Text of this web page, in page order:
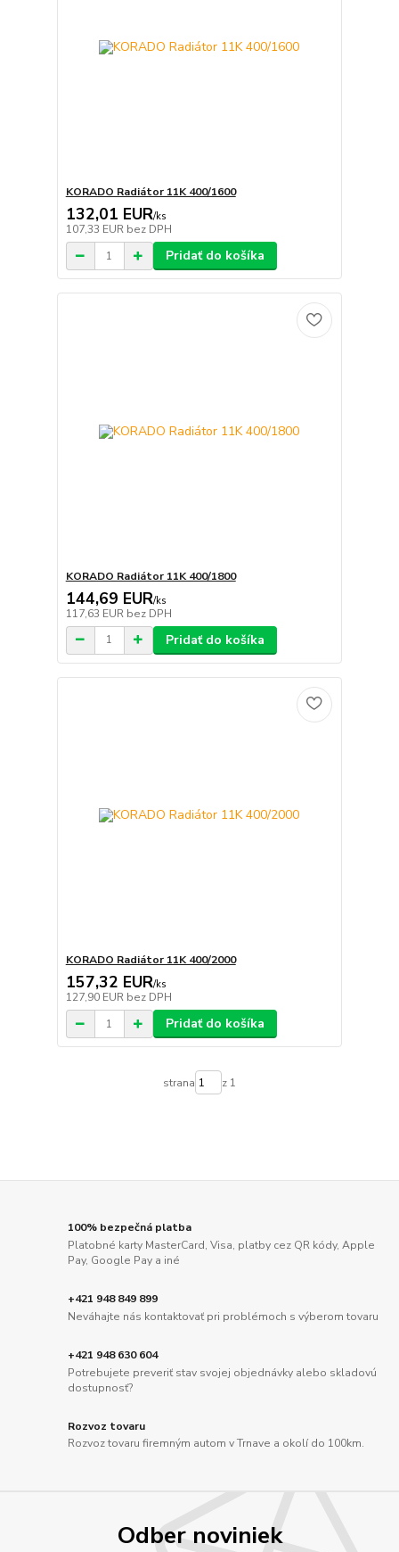
KORADO Radiátor 11K 400/1600
132,01 EUR/ks
107,33 EUR bez DPH
Pridať do košíka
KORADO Radiátor 11K 400/1800
144,69 EUR/ks
117,63 EUR bez DPH
Pridať do košíka
KORADO Radiátor 11K 400/2000
157,32 EUR/ks
127,90 EUR bez DPH
Pridať do košíka
strana z 1
100% bezpečná platba
Platobné karty MasterCard, Visa, platby cez QR kódy, Apple
Pay, Google Pay a iné
+421 948 849 899
Neváhajte nás kontaktovať pri problémoch s výberom tovaru
+421 948 630 604
Potrebujete preveriť stav svojej objednávky alebo skladovú
dostupnosť?
Rozvoz tovaru
Rozvoz tovaru firemným autom v Trnave a okolí do 100km.
Odber noviniek